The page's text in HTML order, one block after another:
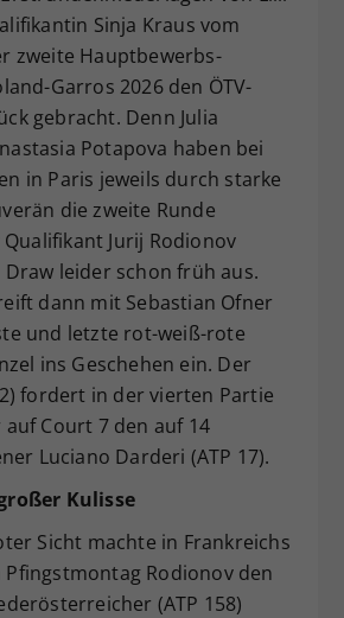
Sinja Kraus vom
zweite Hauptbewerbs-
Garros 2026 den ÖTV-
gebracht. Denn Julia
Potapova haben bei
in Paris jeweils durch starke
die zweite Runde
Jurij Rodionov
leider schon früh aus.
dann mit Sebastian Ofner
und letzte rot-weiß-rote
ins Geschehen ein. Der
fordert in der vierten Partie
auf Court 7 den auf 14
Luciano Darderi (ATP 17).
Kulisse
Sicht machte in Frankreichs
Rodionov den
(ATP 158)
Wert speichert Ihre Consent-
Unter anderem eine
generierte ID, für die
Speicherung Ihrer
Einstellungen, falls der
Betreiber dies eingestellt